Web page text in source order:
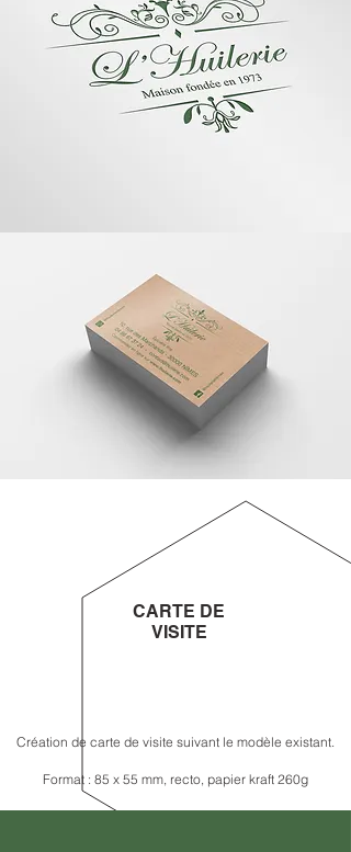
CARTE DE
VISITE
Création de carte de visite suivant le modèle existant.
Format : 85 x 55 mm, recto, papier kraft 260g